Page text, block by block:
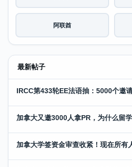
阿联酋
最新帖子
IRCC第433轮EE法语抽：5000个邀
加拿大又邀3000人拿PR，为什么留
加拿大学签资金审查收紧！现在所有